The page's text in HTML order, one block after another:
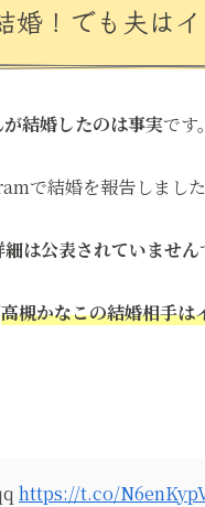
婚！でも夫は
結婚したのは事実です。
で結婚を報告しました
は公表されていません
高槻かなこの結婚相手は
https://t.co/